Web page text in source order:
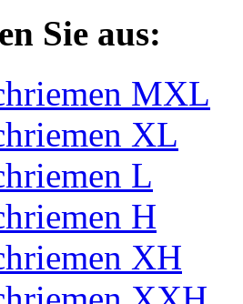
Sie aus:
MXL
XL
L
H
XH